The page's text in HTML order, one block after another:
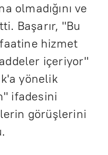
olmadığını ve
Başarır, "Bu
hizmet
içeriyor"
yönelik
ifadesini
görüşlerini